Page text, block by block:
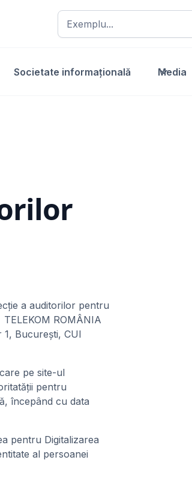
Societate informațională Media
a auditorilor pentru
ROMÂNIA
București, CUI
pe site-ul
pentru
începând cu data
pentru Digitalizarea
al persoanei